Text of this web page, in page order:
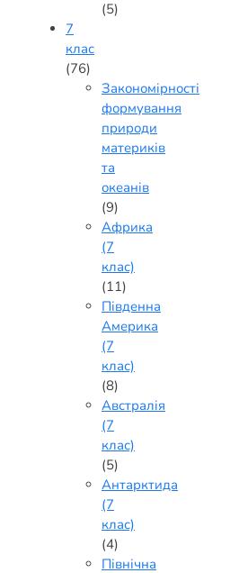
(5)
7
клас
(76)
Закономірності
формування
природи
материків
та
океанів
(9)
Африка
(7
клас)
(11)
Південна
Америка
(7
клас)
(8)
Австралія
(7
клас)
(5)
Антарктида
(7
клас)
(4)
Північна